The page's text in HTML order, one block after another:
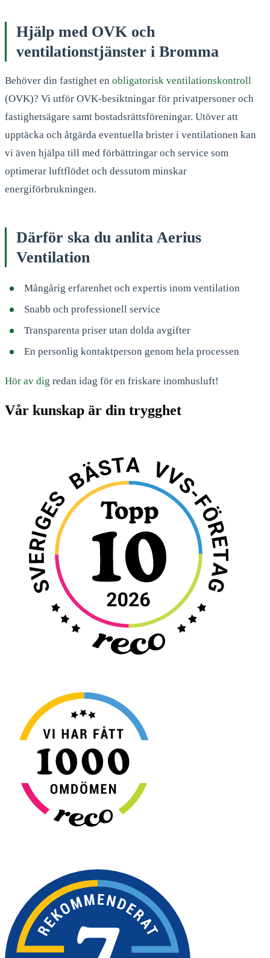
Hjälp med OVK och
ventilationstjänster i Bromma
Behöver din fastighet en obligatorisk ventilationskontroll
(OVK)? Vi utför OVK-besiktningar för privatpersoner och
fastighetsägare samt bostadsrättsföreningar. Utöver att
upptäcka och åtgärda eventuella brister i ventilationen kan
vi även hjälpa till med förbättringar och service som
optimerar luftflödet och dessutom minskar
energiförbrukningen.
Därför ska du anlita Aerius
Ventilation
Mångårig erfarenhet och expertis inom ventilation
Snabb och professionell service
Transparenta priser utan dolda avgifter
En personlig kontaktperson genom hela processen
Hör av dig redan idag för en friskare inomhusluft!
Vår kunskap är din trygghet